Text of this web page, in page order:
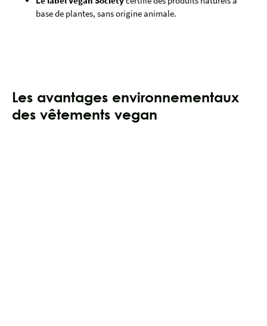
base de plantes, sans origine animale.
Les avantages environnementaux
des vêtements vegan